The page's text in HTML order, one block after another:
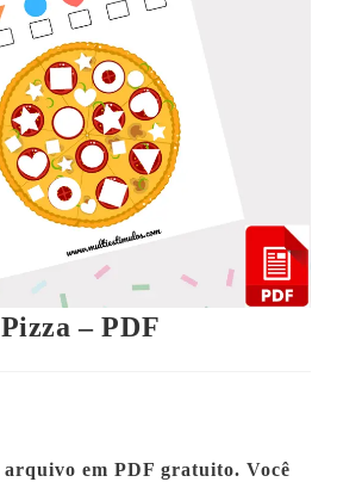
– PDF
em PDF gratuito. Você